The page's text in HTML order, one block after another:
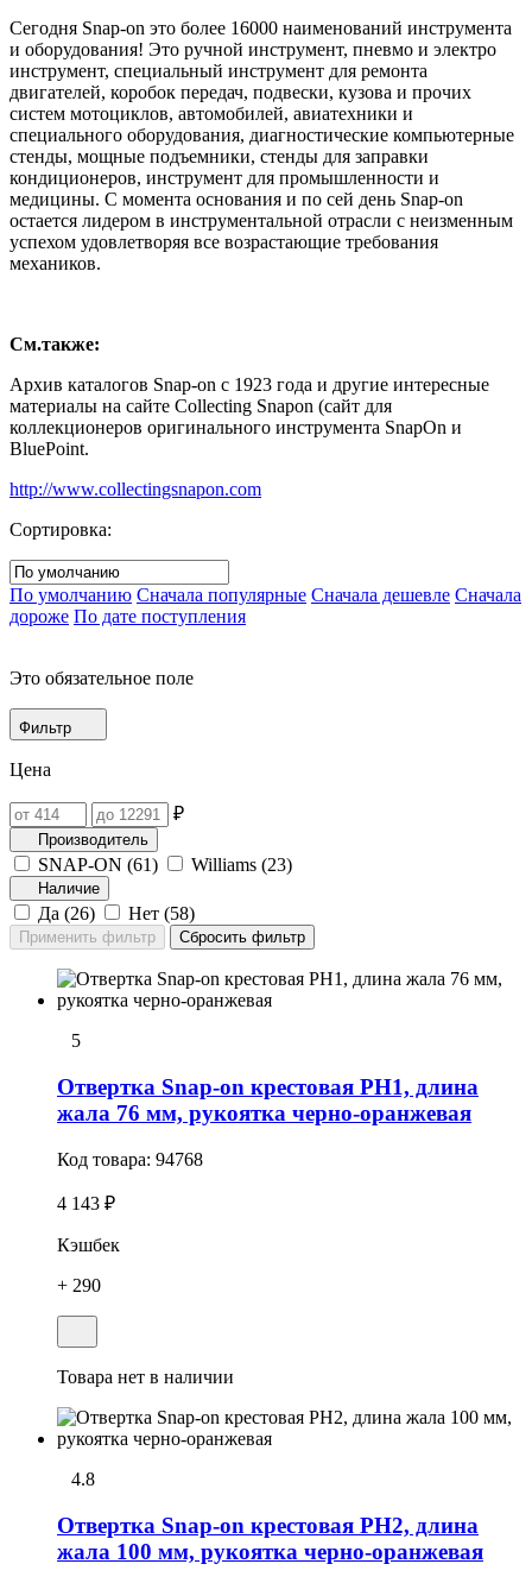
Сегодня Snap-on это более 16000 наименований инструмента
и оборудования! Это ручной инструмент, пневмо и электро
инструмент, специальный инструмент для ремонта
двигателей, коробок передач, подвески, кузова и прочих
систем мотоциклов, автомобилей, авиатехники и
специального оборудования, диагностические компьютерные
стенды, мощные подъемники, стенды для заправки
кондиционеров, инструмент для промышленности и
медицины. С момента основания и по сей день Snap-on
остается лидером в инструментальной отрасли с неизменным
успехом удовлетворяя все возрастающие требования
механиков.
См.также:
Архив каталогов Snap-on с 1923 года и другие интересные
материалы на сайте Collecting Snapon (сайт для
коллекционеров оригинального инструмента SnapOn и
BluePoint.
http://www.collectingsnapon.com
Сортировка:
По умолчанию Сначала популярные Сначала дешевле Сначала
дороже По дате поступления
Это обязательное поле
Фильтр
Цена
₽
Производитель
SNAP-ON (61) Williams (23)
Наличие
Да (26) Нет (58)
5
Отвертка Snap-on крестовая РН1, длина
жала 76 мм, рукоятка черно-оранжевая
Код товара: 94768
4 143 ₽
Кэшбек
+ 290
Товара нет в наличии
4.8
Отвертка Snap-on крестовая РН2, длина
жала 100 мм, рукоятка черно-оранжевая